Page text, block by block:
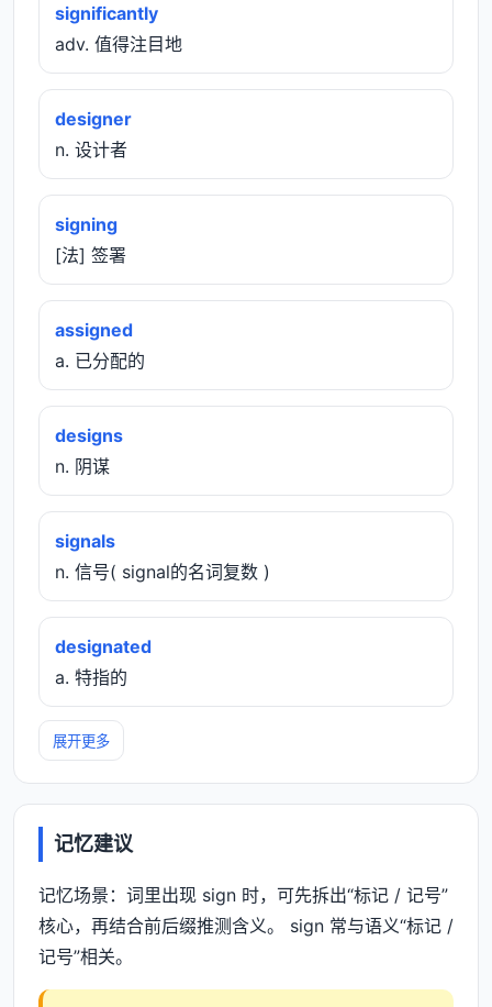
significantly
adv. 值得注目地
designer
n. 设计者
signing
[法] 签署
assigned
a. 已分配的
designs
n. 阴谋
signals
n. 信号( signal的名词复数 )
designated
a. 特指的
展开更多
记忆建议
记忆场景：词里出现 sign 时，可先拆出“标记 / 记号”
核心，再结合前后缀推测含义。 sign 常与语义“标记 /
记号”相关。